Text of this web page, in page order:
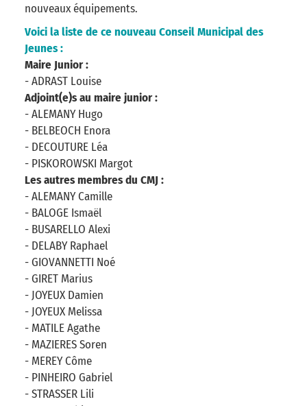
nouveaux équipements.
Voici la liste de ce nouveau Conseil Municipal des
Jeunes :
Maire Junior :
- ADRAST Louise
Adjoint(e)s au maire junior :
- ALEMANY Hugo
- BELBEOCH Enora
- DECOUTURE Léa
- PISKOROWSKI Margot
Les autres membres du CMJ :
- ALEMANY Camille
- BALOGE Ismaël
- BUSARELLO Alexi
- DELABY Raphael
- GIOVANNETTI Noé
- GIRET Marius
- JOYEUX Damien
- JOYEUX Melissa
- MATILE Agathe
- MAZIERES Soren
- MEREY Côme
- PINHEIRO Gabriel
- STRASSER Lili